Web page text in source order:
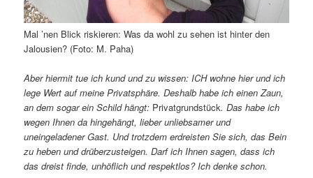
Mal ’nen Blick riskieren: Was da wohl zu sehen ist hinter den
Jalousien? (Foto: M. Paha)
Aber hiermit tue ich kund und zu wissen: ICH wohne hier und ich
lege Wert auf meine Privatsphäre. Deshalb habe ich einen Zaun,
an dem sogar ein Schild hängt: Privatgrundstück. Das habe ich
wegen Ihnen da hingehängt, lieber unliebsamer und
uneingeladener Gast. Und trotzdem erdreisten Sie sich, das Bein
zu heben und drüberzusteigen. Darf ich Ihnen sagen, dass ich
das dreist finde, unhöflich und respektlos? Ich denke schon.